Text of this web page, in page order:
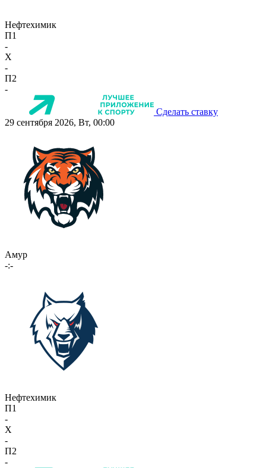
Нефтехимик
П1
-
X
-
П2
-
Сделать ставку
29 сентября 2026, Вт, 00:00
Амур
-:-
Нефтехимик
П1
-
X
-
П2
-